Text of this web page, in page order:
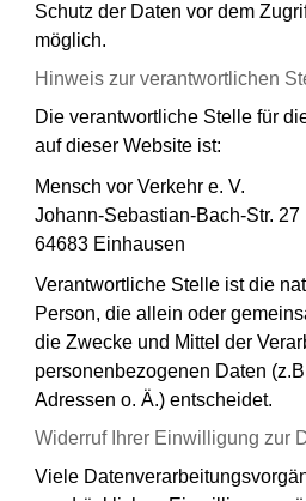
Schutz der Daten vor dem
möglich.
Hinweis zur verantwortlichen
Die verantwortliche Stelle für
auf dieser Website ist:
Mensch vor Verkehr e. V.
Johann-Sebastian-Bach-Str. 27
64683 Einhausen
Verantwortliche Stelle ist die
Person, die allein oder
die Zwecke und Mittel der
personenbezogenen Daten
Adressen o. Ä.) entscheidet.
Widerruf Ihrer Einwilligung zur
Viele